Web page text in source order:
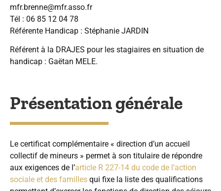
mfr.brenne@mfr.asso.fr
Tél : 06 85 12 04 78
Référente Handicap : Stéphanie JARDIN
Référent à la DRAJES pour les stagiaires en situation de
handicap : Gaëtan MELE.
Présentation générale
Le certificat complémentaire « direction d’un accueil
collectif de mineurs » permet à son titulaire de répondre
aux exigences de l’article R 227-14 du code de l’action
sociale et des familles qui fixe la liste des qualifications